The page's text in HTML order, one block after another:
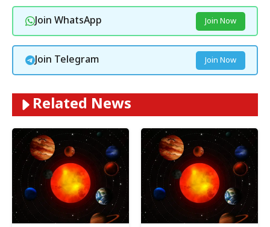
Join WhatsApp Join Now
Join Telegram Join Now
Related News